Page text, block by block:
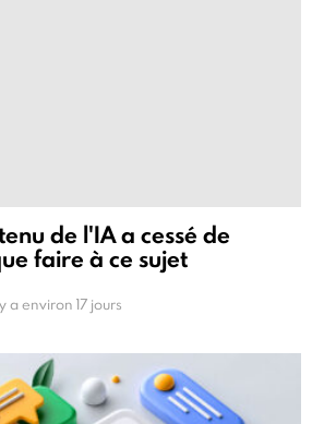
de l'IA a cessé de
faire à ce sujet
a environ 17 jours